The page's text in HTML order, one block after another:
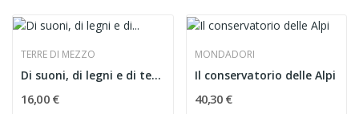
TERRE DI MEZZO
Di suoni, di legni e di tempeste. I segreti di...
16,00 €
MONDADORI
Il conservatorio delle Alpi
40,30 €